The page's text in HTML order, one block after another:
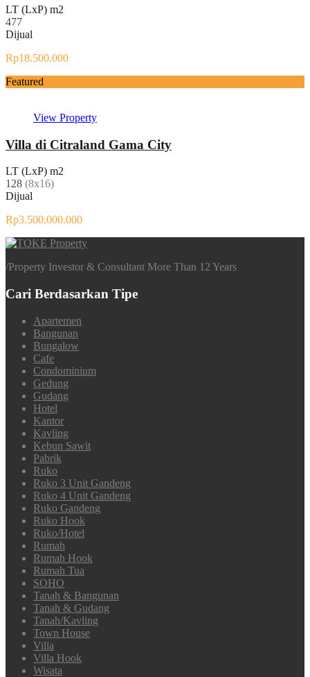
LT (LxP) m2
477
Dijual
Rp18.500.000
Featured
View Property
Villa di Citraland Gama City
LT (LxP) m2
128 (8x16)
Dijual
Rp3.500.000.000
/Property Investor & Consultant More Than 12 Years
Cari Berdasarkan Tipe
Apartemen
Bangunan
Bungalow
Cafe
Condominium
Gedung
Gudang
Hotel
Kantor
Kavling
Kebun Sawit
Pabrik
Ruko
Ruko 3 Unit Gandeng
Ruko 4 Unit Gandeng
Ruko Gandeng
Ruko Hook
Ruko/Hotel
Rumah
Rumah Hook
Rumah Tua
SOHO
Tanah & Bangunan
Tanah & Gudang
Tanah/Kavling
Town House
Villa
Villa Hook
Wisata